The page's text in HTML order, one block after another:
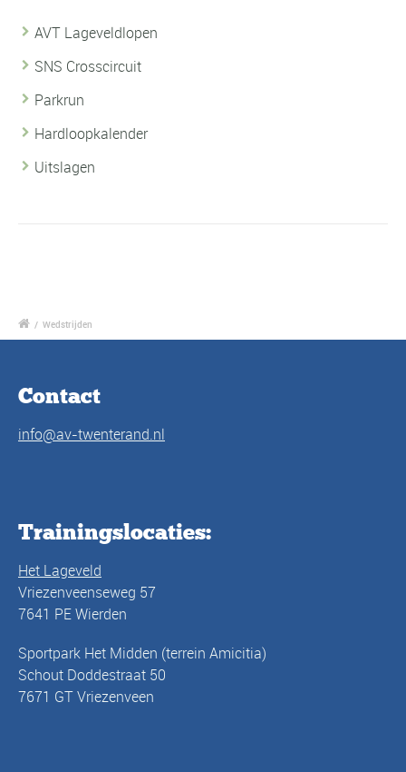
AVT Lageveldlopen
SNS Crosscircuit
Parkrun
Hardloopkalender
Uitslagen
/ Wedstrijden
Contact
info@av-twenterand.nl
Trainingslocaties:
Het Lageveld
Vriezenveenseweg 57
7641 PE Wierden
Sportpark Het Midden (terrein Amicitia)
Schout Doddestraat 50
7671 GT Vriezenveen